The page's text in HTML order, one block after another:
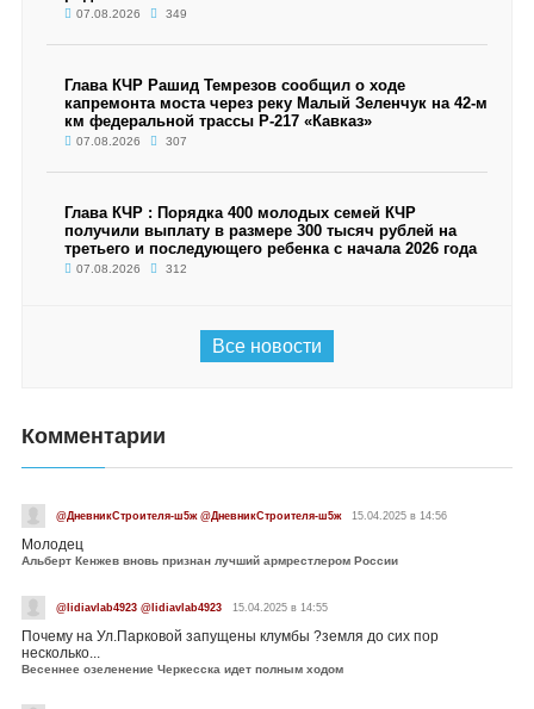
07.08.2026 349
Глава КЧР Рашид Темрезов сообщил о ходе
капремонта моста через реку Малый Зеленчук на 42-м
км федеральной трассы Р-217 «Кавказ»
07.08.2026 307
Глава КЧР : Порядка 400 молодых семей КЧР
получили выплату в размере 300 тысяч рублей на
третьего и последующего ребенка с начала 2026 года
07.08.2026 312
Все новости
Комментарии
@ДневникСтроителя-ш5ж @ДневникСтроителя-ш5ж 15.04.2025 в 14:56
Молодец
Альберт Кенжев вновь признан лучший армрестлером России
@lidiavlab4923 @lidiavlab4923 15.04.2025 в 14:55
Почему на Ул.Парковой запущены клумбы ?земля до сих пор
несколько...
Весеннее озеленение Черкесска идет полным ходом